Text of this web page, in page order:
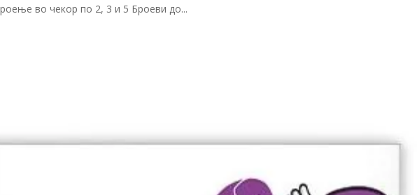
во чекор по 2, 3 и 5 Броеви до...